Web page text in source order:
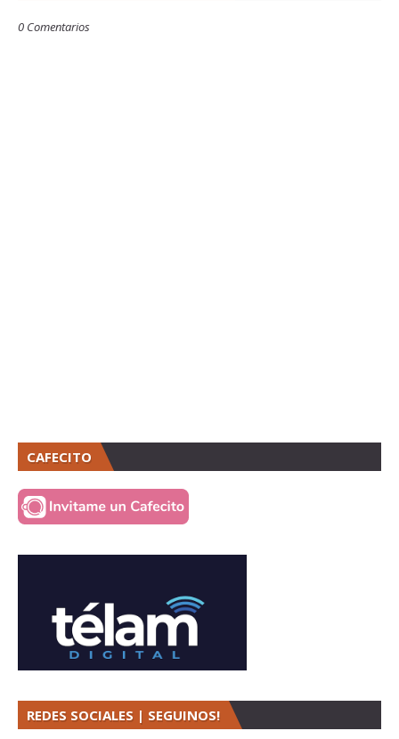
0 Comentarios
CAFECITO
REDES SOCIALES | SEGUINOS!